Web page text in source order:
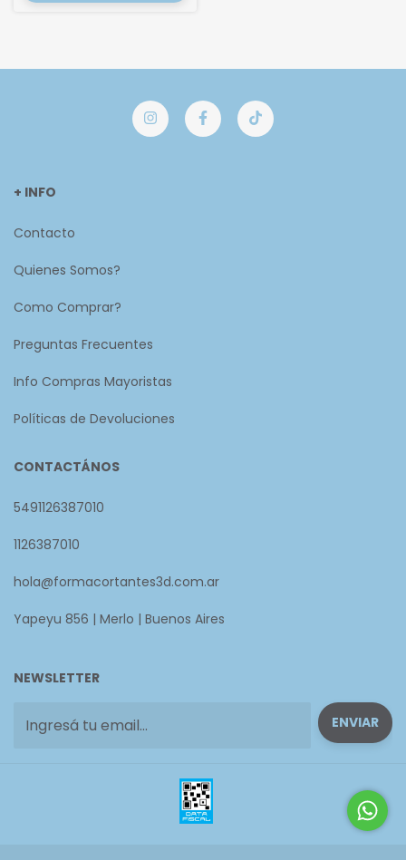
+ INFO
Contacto
Quienes Somos?
Como Comprar?
Preguntas Frecuentes
Info Compras Mayoristas
Políticas de Devoluciones
CONTACTÁNOS
5491126387010
1126387010
hola@formacortantes3d.com.ar
Yapeyu 856 | Merlo | Buenos Aires
NEWSLETTER